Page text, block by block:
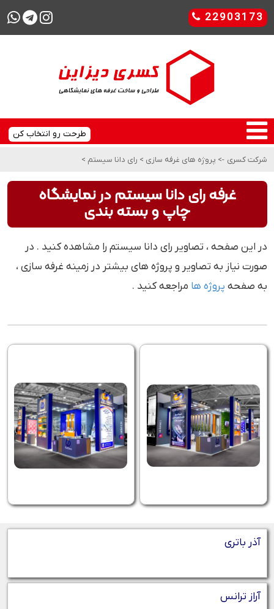
22903173
طرحت رو انتخاب کن
شرکت کسری -> پروژه های غرفه سازی > رای دانا سیستم >
غرفه رای دانا سیستم در نمایشگاه
چاپ و بسته بندی
در این صفحه ، تصاویر رای دانا سیستم را مشاهده کنید . در
صورت نیاز به تصاویر و پروژه های بیشتر در زمینه غرفه سازی ،
به صفحه پروژه ها مراجعه کنید .
آذر باتری
آراز ترانس